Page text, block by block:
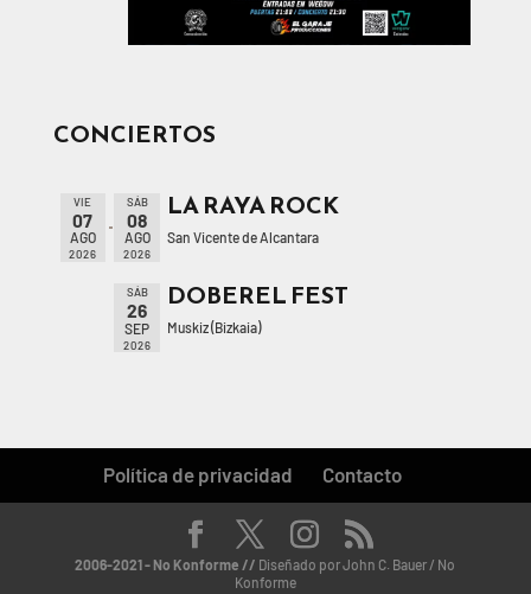
CONCIERTOS
VIE
07
AGO
2026
SÁB
08
AGO
2026
LA RAYA ROCK
San Vicente de Alcantara
SÁB
26
SEP
2026
DOBEREL FEST
Muskiz (Bizkaia)
Política de privacidad Contacto
2006-2021 - No Konforme // Diseñado por John C. Bauer / No
Konforme